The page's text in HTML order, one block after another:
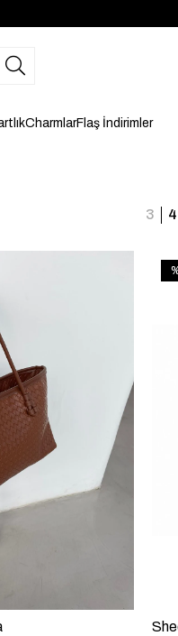
CharmlarFlaş İndirimler